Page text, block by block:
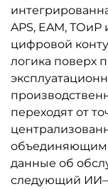
APS, EAM,
цифровой
логика поверх
переходят от
объединяющим
данные об
следующий